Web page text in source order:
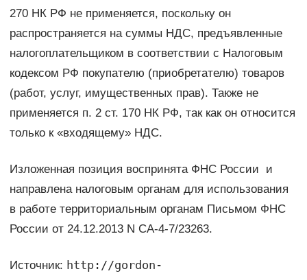
270 НК РФ не применяется, поскольку он
распространяется на суммы НДС, предъявленные
налогоплательщиком в соответствии с Налоговым
кодексом РФ покупателю (приобретателю) товаров
(работ, услуг, имущественных прав). Также не
применяется п. 2 ст. 170 НК РФ, так как он относится
только к «входящему» НДС.
Изложенная позиция воспринята ФНС России и
направлена налоговым органам для использования
в работе территориальным органам Письмом ФНС
России от 24.12.2013 N СА-4-7/23263.
Источник: http://gordon-